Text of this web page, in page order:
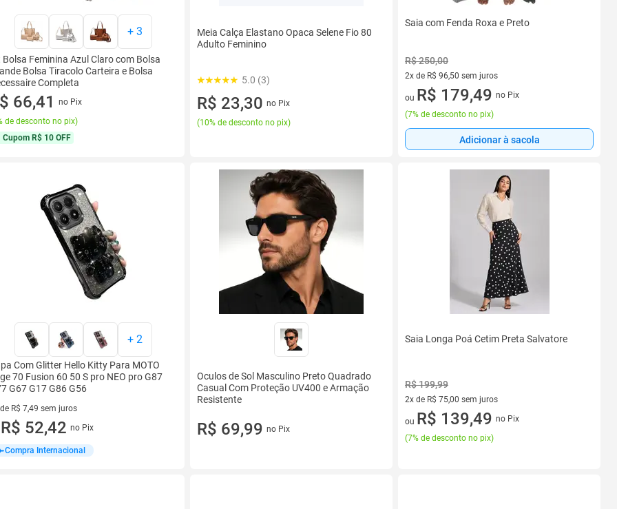
+ 3
Bolsa Feminina Azul Claro com Bolsa
Bolsa Tiracolo Carteira e Bolsa
Completa
66,41
no Pix
de desconto no pix)
Cupom R$ 10 OFF
Meia Calça Elastano Opaca Selene Fio 80
Adulto Feminino
5.0 (3)
R$ 23,30 no Pix
(10% de desconto no pix)
Saia com Fenda Roxa e Preto
R$ 250,00
2x de R$ 96,50 sem juros
2 vez de R$ 96,50 sem juros
ou R$ 179,49 no Pix
(7% de desconto no pix)
Adicionar à sacola
+ 2
Com Glitter Hello Kitty Para MOTO
70 Fusion 60 50 S pro NEO pro G87
G67 G17 G86 G56
R$ 7,49 sem juros
de R$ 7,49 sem juros
R$ 52,42 no Pix
Compra Internacional
Oculos de Sol Masculino Preto Quadrado
Casual Com Proteção UV400 e Armação
Resistente
R$ 69,99 no Pix
Saia Longa Poá Cetim Preta Salvatore
R$ 199,99
2x de R$ 75,00 sem juros
2 vez de R$ 75,00 sem juros
ou R$ 139,49 no Pix
(7% de desconto no pix)